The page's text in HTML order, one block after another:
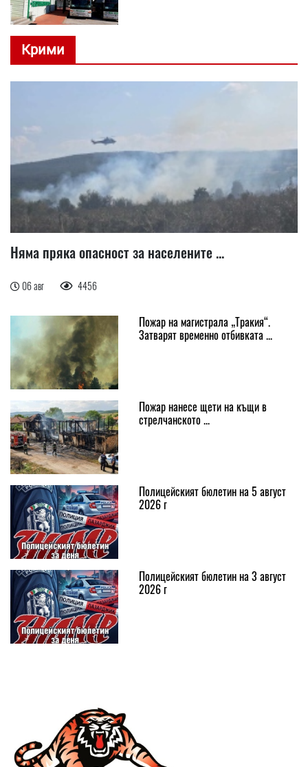
Крими
Няма пряка опасност за населените ...
06 авг 4456
Пожар на магистрала „Тракия“.
Затварят временно отбивката ...
Пожар нанесе щети на къщи в
стрелчанското ...
Полицейският бюлетин на 5 август
2026 г
Полицейският бюлетин на 3 август
2026 г